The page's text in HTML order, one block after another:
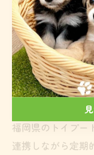
さらに、親犬の性
的な性格傾向や体
は、子犬の様子だ
気も観察しましょ
ブリーダーの健
福岡県のトイプー
連携しながら定期